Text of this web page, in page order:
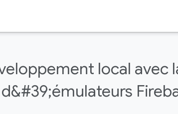
local avec
d&#39;émulateurs